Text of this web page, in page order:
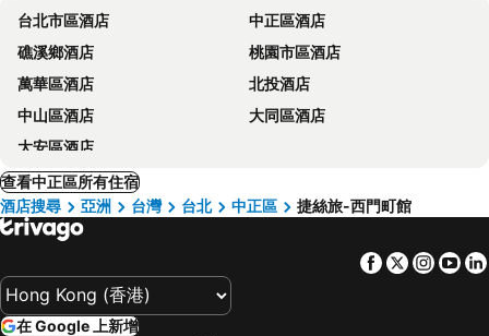
台北市區酒店
中正區酒店
礁溪鄉酒店
桃園市區酒店
萬華區酒店
北投酒店
中山區酒店
大同區酒店
大安區酒店
查看中正區所有住宿
酒店搜尋
亞洲 台灣 台北 中正區 捷絲旅-西門町館
Facebook
Twitter
在 Google 上新增